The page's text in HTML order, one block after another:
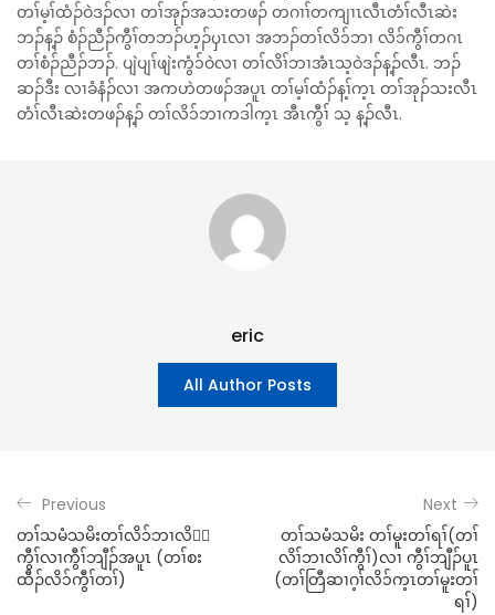
တၢ်မ့ၢ်ထံၣ်ဝဲဒၣ်လၢ တၢ်အုၣ်အသးတဖၣ် တဂၢၢ်တကျၢၤလီၤတံၢ်လီၤဆဲး
ဘၣ်န့ၣ် စံၣ်ညီၣ်ကွီၢ်တဘၣ်ဟ့ၣ်ၦၤလၢ အဘၣ်တၢ်လိ၁်ဘၢ လိ၁်ကွီၢ်တဂၤ
တၢ်စံၣ်ညီၣ်ဘၣ်. ပျဲပျၢ်ဖျဲးကွံ၁်ဝဲလၢ တၢ်လိၢ်ဘၢအံၤသ့ဝဲဒၣ်န့ၣ်လီၤ. ဘၣ်
ဆၣ်ဒီး လၢခံနံၣ်လၢ အကဟဲတဖၣ်အပူၤ တၢ်မ့ၢ်ထံၣ်န့ၢ်က့ၤ တၢ်အုၣ်သးလီၤ
တံၢ်လီၤဆဲးတဖၣ်န့ၣ် တၢ်လိ၁်ဘၢကဒါက့ၤ အီၤကွီၢ် သ့ န့ၣ်လီၤ.
eric
All Author Posts
Previous
တၢ်သမံသမိးတၢ်လိ၁်ဘၢလိ၁်
ကွီၢ်လၢကွီၢ်ဘျီၣ်အပူၤ (တၢ်စး
ထီၣ်လိ၁်ကွီၢ်တၢ်)
Next
တၢ်သမံသမိး တၢ်မူးတၢ်ရၢ်(တၢ်
လိၢ်ဘၢလိၢ်ကွီၢ်)လၢ ကွီၢ်ဘျီၣ်ပူၤ
(တၢ်တြီဆၢဂ့ၢ်လိ၁်က့ၤတၢ်မူးတၢ်
ရၢ်)
Login
Lost password?